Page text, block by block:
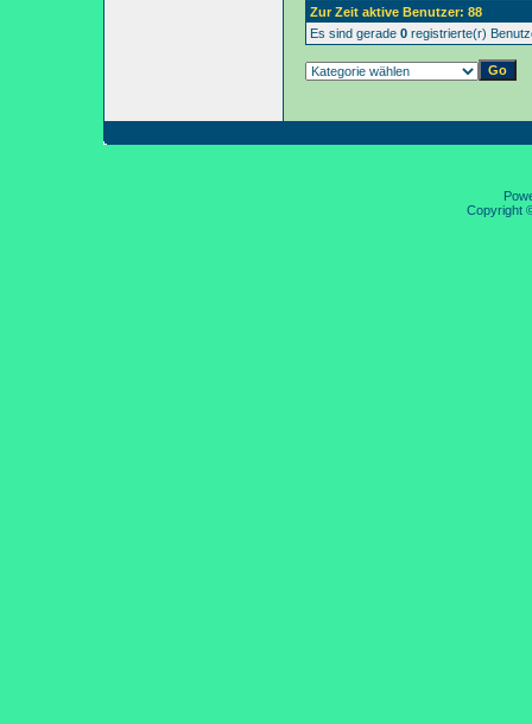
Zur Zeit aktive Benutzer: 88
Es sind gerade 0registrierte(r)
Copyright